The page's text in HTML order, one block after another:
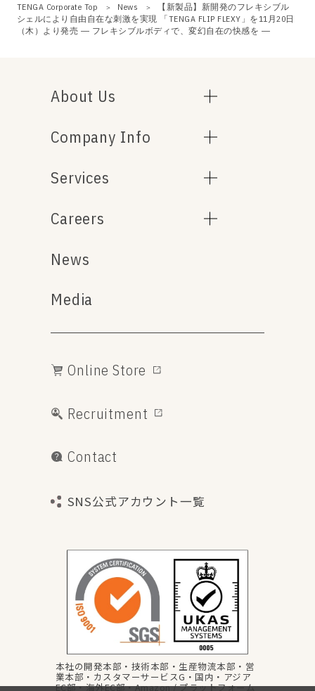
TENGA Corporate Top News
【新製品】新開発のフレキシブル
シェルにより自由自在な刺激を実現 「TENGA FLIP FLEXY」を11月20日
（木）より発売 ― フレキシブルボディで、変幻自在の快感を ―
Online Store
Recruitment
Contact
SNS公式アカウント一覧
About Us
Company Info
Services
Careers
News
Media
本社の開発本部・技術本部・生産物流本部・営
業本部・カスタマーサービスG・国内・アジア
EC部・海外EC部・Amazon / プラットフォーム